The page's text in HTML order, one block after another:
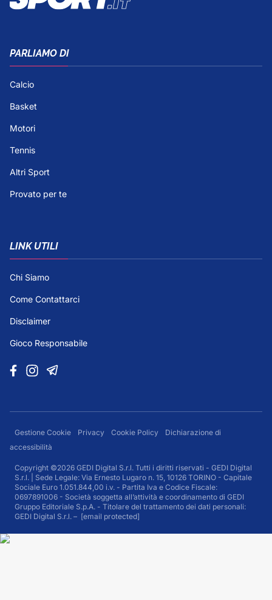
PARLIAMO DI
Calcio
Basket
Motori
Tennis
Altri Sport
Provato per te
LINK UTILI
Chi Siamo
Come Contattarci
Disclaimer
Gioco Responsabile
Gestione Cookie Privacy Cookie Policy
Dichiarazione di
accessibilità
Copyright ©2026 GEDI Digital S.r.l. Tutti i diritti riservati - GEDI Digital
S.r.l. | Sede Legale: Via Ernesto Lugaro n. 15, 10126 TORINO - Capitale
Sociale Euro 1.051.844,00 i.v. - Partita Iva e Codice Fiscale:
0697891006 - Società soggetta all’attività e coordinamento di GEDI
Gruppo Editoriale S.p.A. - Titolare del trattamento dei dati personali:
GEDI Digital S.r.l. – [email protected]